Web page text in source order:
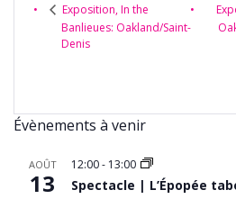
Exposition, In the
Banlieues: Oakland/Saint-
Denis
Évènements à venir
AOÛT
13
12:00- 13:00
Spectacle | L’Épopée